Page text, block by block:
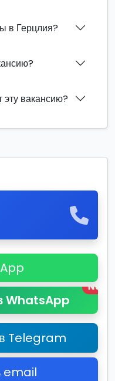
в Герцлия?
эту вакансию?
WhatsApp
New
Telegram
email